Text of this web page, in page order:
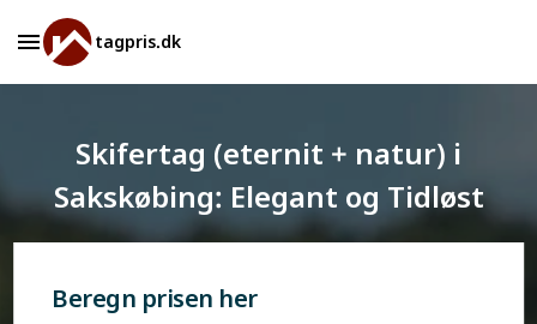
tagpris.dk
Skifertag (eternit + natur) i
Sakskøbing: Elegant og Tidløst
Beregn prisen her